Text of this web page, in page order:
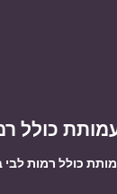
כולל
כולל רמות לבי